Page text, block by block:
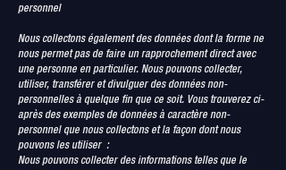
personnel
Nous collectons également des données dont la forme ne
nous permet pas de faire un rapprochement direct avec
une personne en particulier. Nous pouvons collecter,
utiliser, transférer et divulguer des données non-
personnelles à quelque fin que ce soit. Vous trouverez ci-
après des exemples de données à caractère non-
personnel que nous collectons et la façon dont nous
pouvons les utiliser :
Nous pouvons collecter des informations telles que le